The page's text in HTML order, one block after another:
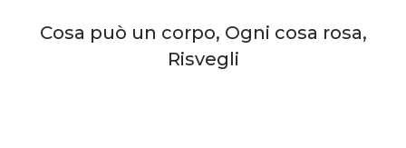
Cosa può un corpo, Ogni cosa rosa,
Risvegli